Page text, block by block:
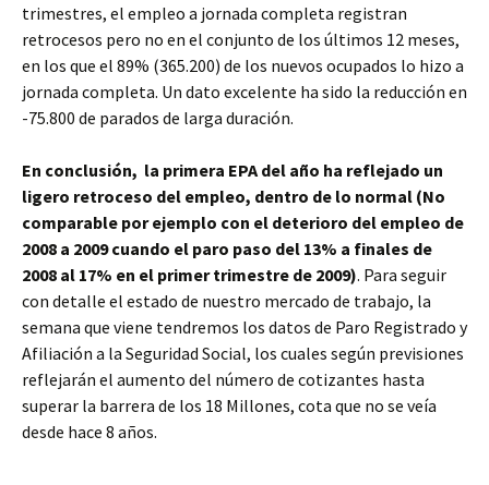
trimestres, el empleo a jornada completa registran
retrocesos pero no en el conjunto de los últimos 12 meses,
en los que el 89% (365.200) de los nuevos ocupados lo hizo a
jornada completa. Un dato excelente ha sido la reducción en
-75.800 de parados de larga duración.
En conclusión, la primera EPA del año ha reflejado un
ligero retroceso del empleo, dentro de lo normal (No
comparable por ejemplo con el deterioro del empleo de
2008 a 2009 cuando el paro paso del 13% a finales de
2008 al 17% en el primer trimestre de 2009). Para seguir
con detalle el estado de nuestro mercado de trabajo, la
semana que viene tendremos los datos de Paro Registrado y
Afiliación a la Seguridad Social, los cuales según previsiones
reflejarán el aumento del número de cotizantes hasta
superar la barrera de los 18 Millones, cota que no se veía
desde hace 8 años.